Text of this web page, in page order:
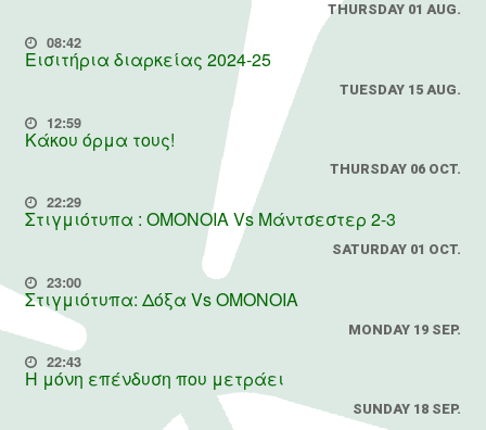
THURSDAY 01 AUG.
08:42
Εισιτήρια διαρκείας 2024-25
TUESDAY 15 AUG.
12:59
Κάκου όρμα τους!
THURSDAY 06 OCT.
22:29
Στιγμιότυπα : ΟΜΟΝΟΙΑ Vs Μάντσεστερ 2-3
SATURDAY 01 OCT.
23:00
Στιγμιότυπα: Δόξα Vs OMONOIA
MONDAY 19 SEP.
22:43
Η μόνη επένδυση που μετράει
SUNDAY 18 SEP.